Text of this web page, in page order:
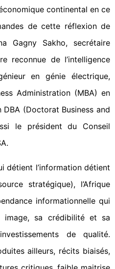
continental en ce
de cette réflexion de
Gagny Sakho, secrétaire
reconnue de l’intelligence
en génie électrique,
Administration (MBA) en
DBA (Doctorat Business and
le président du Conseil
détient l’information détient
stratégique), l’Afrique
informationnelle qui
image, sa crédibilité et sa
de qualité.
ailleurs, récits biaisés,